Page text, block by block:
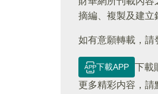
摘編、複製及建立
如有意願轉載，請
下載APP
下載
更多精彩内容，請